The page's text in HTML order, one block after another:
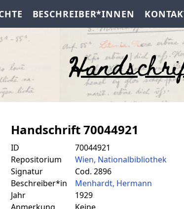
BESCHREIBER*INNEN
Handschrift 70044921
ID
70044921
Repositorium
Wien, Nationalbibliothek
Signatur
Cod. 2896
Beschreiber*in
Menhardt, Hermann
Jahr
1929